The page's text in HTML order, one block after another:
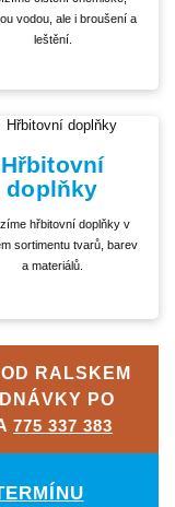
vodou, ale i broušení a
leštění.
Hřbitovní
doplňky
hřbitovní doplňky v
sortimentu tvarů, barev
a materiálů.
RALSKEM
PO
775 337 383